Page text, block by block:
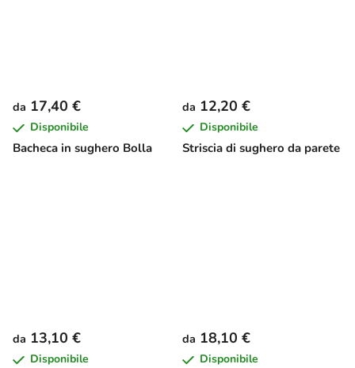
Bacheca in sughero Bolla
da 17,40 €
Disponibile
Striscia di sughero da parete
da 12,20 €
Disponibile
da 13,10 €
Disponibile
da 18,10 €
Disponibile